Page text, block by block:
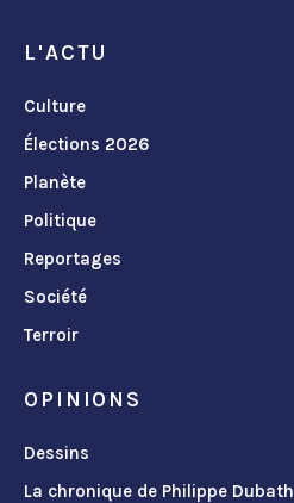
L'ACTU
Culture
Élections 2026
Planète
Politique
Reportages
Société
Terroir
OPINIONS
Dessins
La chronique de Philippe Dubath